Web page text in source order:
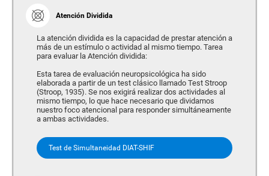
Atención Dividida
La atención dividida es la capacidad de prestar atención a
más de un estímulo o actividad al mismo tiempo. Tarea
para evaluar la Atención dividida:
Esta tarea de evaluación neuropsicológica ha sido
elaborada a partir de un test clásico llamado Test Stroop
(Stroop, 1935). Se nos exigirá realizar dos actividades al
mismo tiempo, lo que hace necesario que dividamos
nuestro foco atencional para responder simultáneamente
a ambas actividades.
Test de Simultaneidad DIAT-SHIF